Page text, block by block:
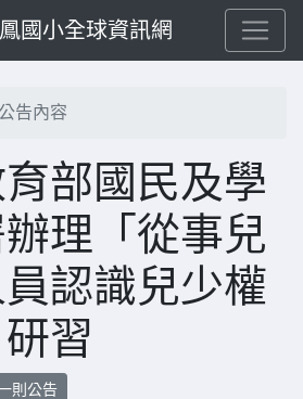
國小全球資訊網
公告內容
部國民及學
理「從事兒
認識兒少權
習
則公告